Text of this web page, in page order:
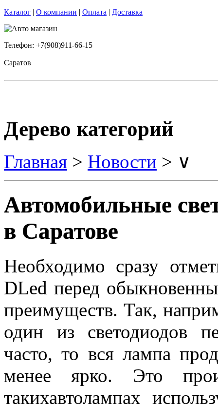
Каталог | О компании | Оплата | Доставка
Телефон: +7(908)911-66-15
Саратов
Дерево категорий
Главная > Новости > ∨
Автомобильные
в Саратове
Необходимо сразу
DLed перед
преимуществ. Так,
один из светодиодов
часто, то вся лампа
менее ярко. Это
такихавтолампах